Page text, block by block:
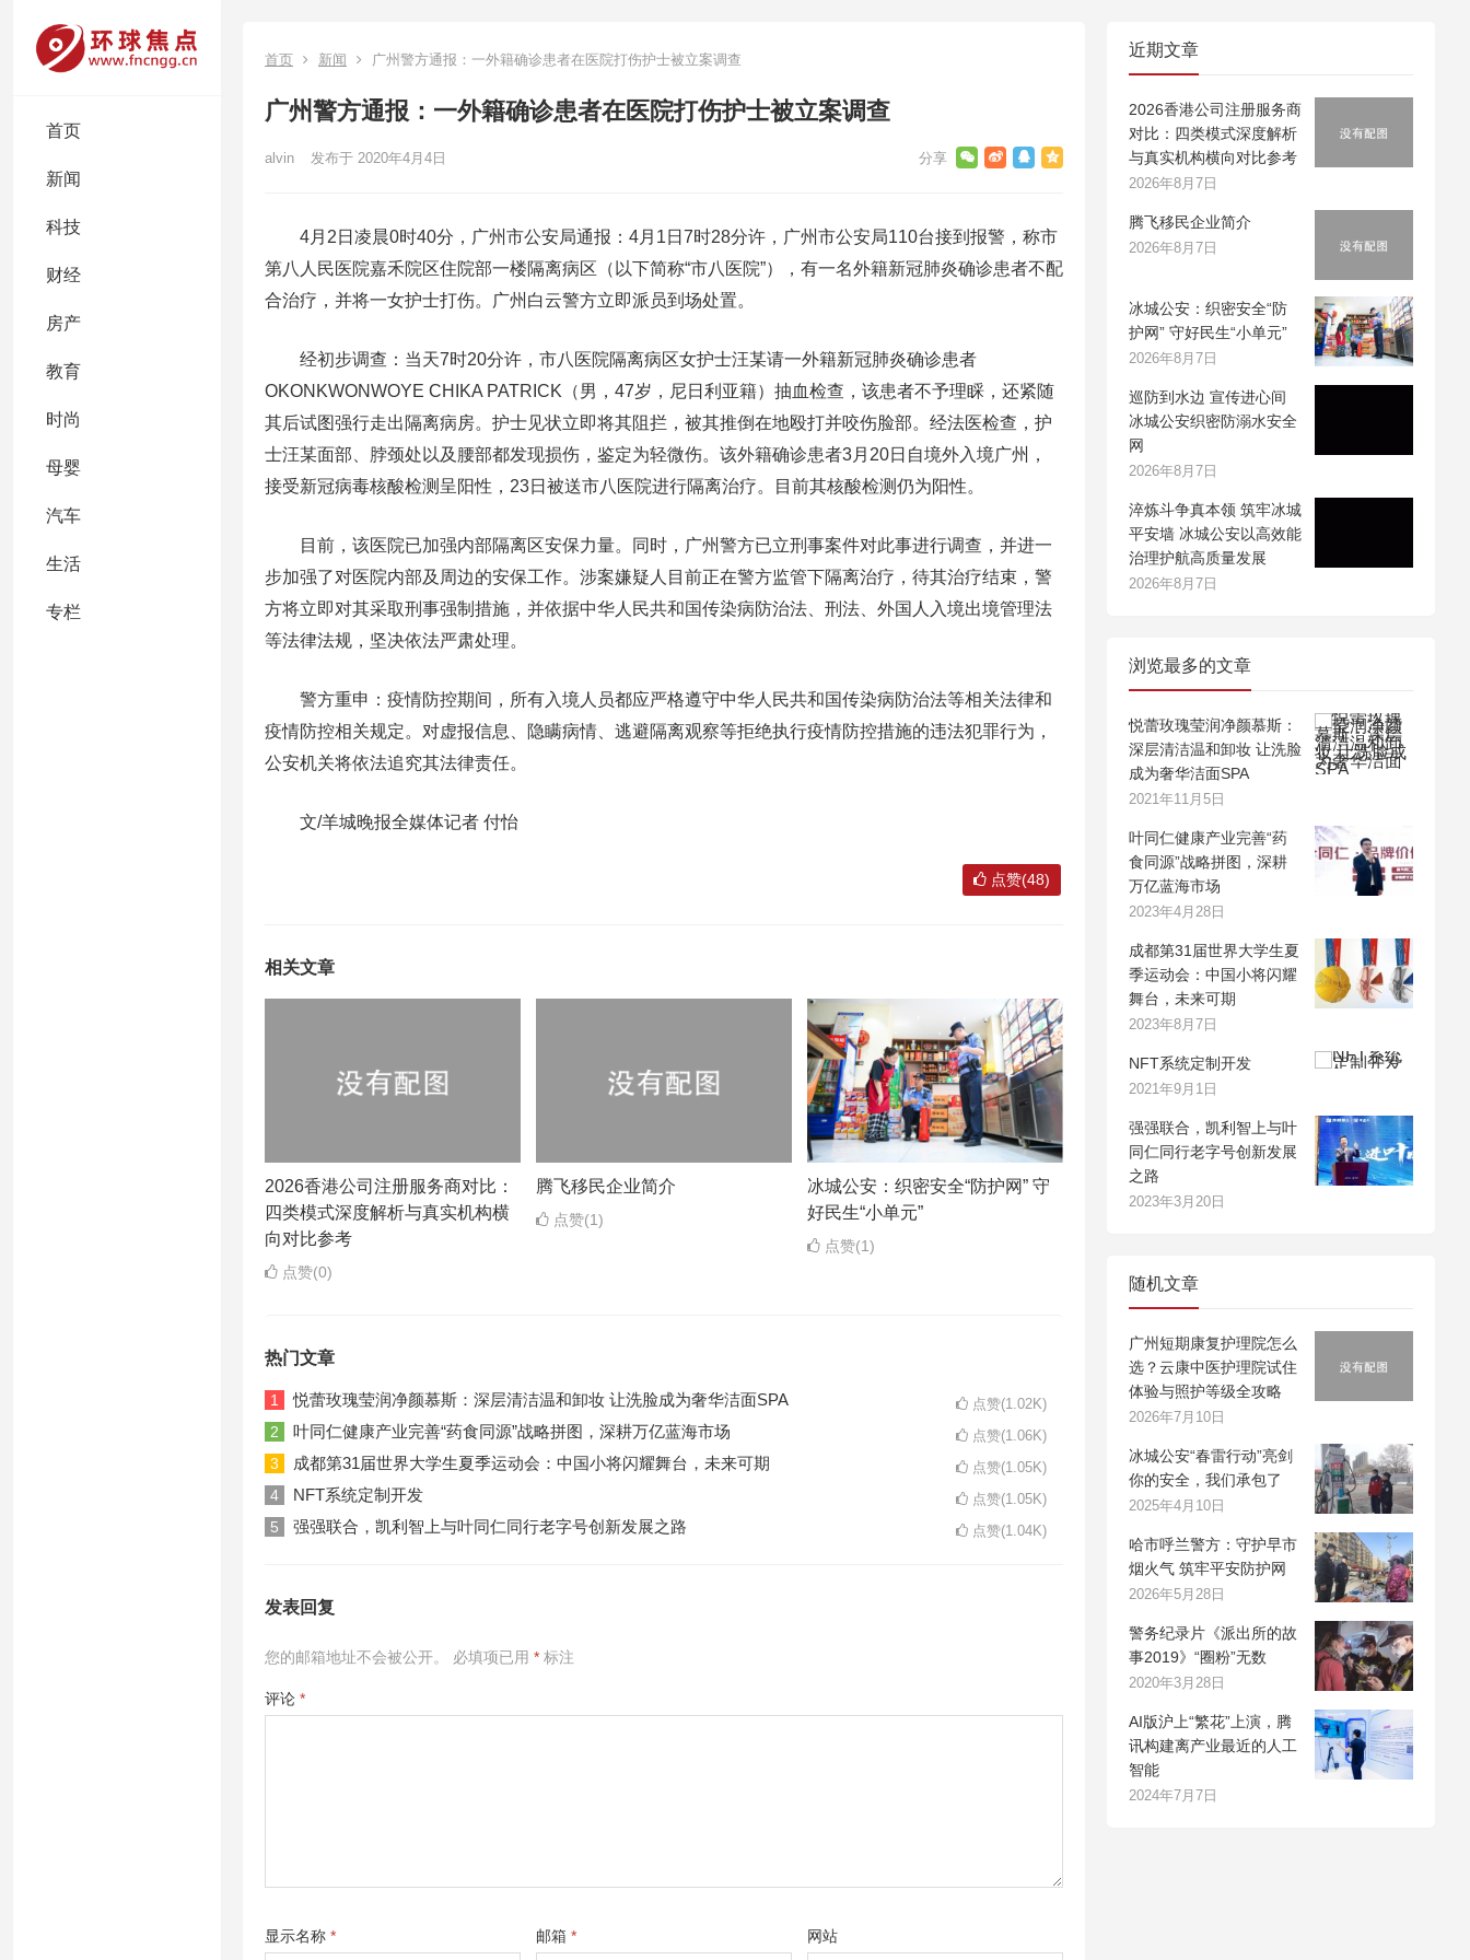
首页
新闻
科技
财经
房产
教育
时尚
母婴
汽车
生活
专栏
首页 新闻 广州警方通报：一外籍确诊患者在医院打伤护士被立案调查
广州警方通报：一外籍确诊患者在医院打伤护士被立案调查
alvin 发布于 2020年4月4日
4月2日凌晨0时40分，广州市公安局通报：4月1日7时28分许，广州市公安局110台接到报警，称市
第八人民医院嘉禾院区住院部一楼隔离病区（以下简称“市八医院”），有一名外籍新冠肺炎确诊患者不配
合治疗，并将一女护士打伤。广州白云警方立即派员到场处置。
经初步调查：当天7时20分许，市八医院隔离病区女护士汪某请一外籍新冠肺炎确诊患者
OKONKWONWOYE CHIKA PATRICK（男，47岁，尼日利亚籍）抽血检查，该患者不予理睬，还紧随
其后试图强行走出隔离病房。护士见状立即将其阻拦，被其推倒在地殴打并咬伤脸部。经法医检查，护
士汪某面部、脖颈处以及腰部都发现损伤，鉴定为轻微伤。该外籍确诊患者3月20日自境外入境广州，
接受新冠病毒核酸检测呈阳性，23日被送市八医院进行隔离治疗。目前其核酸检测仍为阳性。
目前，该医院已加强内部隔离区安保力量。同时，广州警方已立刑事案件对此事进行调查，并进一
步加强了对医院内部及周边的安保工作。涉案嫌疑人目前正在警方监管下隔离治疗，待其治疗结束，警
方将立即对其采取刑事强制措施，并依据中华人民共和国传染病防治法、刑法、外国人入境出境管理法
等法律法规，坚决依法严肃处理。
警方重申：疫情防控期间，所有入境人员都应严格遵守中华人民共和国传染病防治法等相关法律和
疫情防控相关规定。对虚报信息、隐瞒病情、逃避隔离观察等拒绝执行疫情防控措施的违法犯罪行为，
公安机关将依法追究其法律责任。
文/羊城晚报全媒体记者 付怡
点赞(48)
相关文章
2026香港公司注册服务商对比：
四类模式深度解析与真实机构横
向对比参考
点赞(0)
腾飞移民企业简介
点赞(1)
冰城公安：织密安全“防护网” 守
好民生“小单元”
点赞(1)
热门文章
1 悦蕾玫瑰莹润净颜慕斯：深层清洁温和卸妆 让洗脸成为奢华洁面SPA 点赞(1.02K)
2 叶同仁健康产业完善“药食同源”战略拼图，深耕万亿蓝海市场 点赞(1.06K)
3 成都第31届世界大学生夏季运动会：中国小将闪耀舞台，未来可期 点赞(1.05K)
4 NFT系统定制开发 点赞(1.05K)
5 强强联合，凯利智上与叶同仁同行老字号创新发展之路 点赞(1.04K)
发表回复
您的邮箱地址不会被公开。 必填项已用 * 标注
评论 *
显示名称 * 邮箱* 网站
近期文章
2026香港公司注册服务商
对比：四类模式深度解析
与真实机构横向对比参考
2026年8月7日
腾飞移民企业简介
2026年8月7日
冰城公安：织密安全“防
护网” 守好民生“小单元”
2026年8月7日
巡防到水边 宣传进心间
冰城公安织密防溺水安全
网
2026年8月7日
淬炼斗争真本领 筑牢冰城
平安墙 冰城公安以高效能
治理护航高质量发展
2026年8月7日
浏览最多的文章
悦蕾玫瑰莹润净颜慕斯：
深层清洁温和卸妆 让洗脸
成为奢华洁面SPA
2021年11月5日
叶同仁健康产业完善“药
食同源”战略拼图，深耕
万亿蓝海市场
2023年4月28日
成都第31届世界大学生夏
季运动会：中国小将闪耀
舞台，未来可期
2023年8月7日
NFT系统定制开发
2021年9月1日
强强联合，凯利智上与叶
同仁同行老字号创新发展
之路
2023年3月20日
随机文章
广州短期康复护理院怎么
选？云康中医护理院试住
体验与照护等级全攻略
2026年7月10日
冰城公安“春雷行动”亮剑
你的安全，我们承包了
2025年4月10日
哈市呼兰警方：守护早市
烟火气 筑牢平安防护网
2026年5月28日
警务纪录片《派出所的故
事2019》“圈粉”无数
2020年3月28日
AI版沪上“繁花”上演，腾
讯构建离产业最近的人工
智能
2024年7月7日